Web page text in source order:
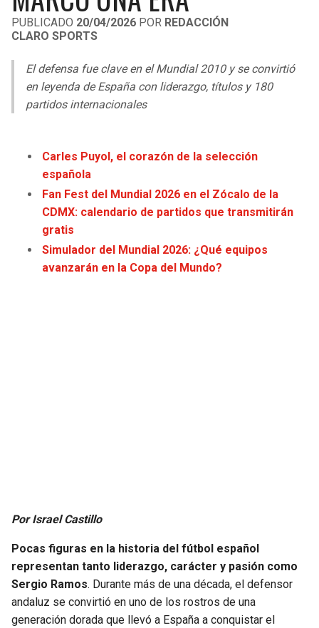
LIGA DE EXPANSIÓN MX
LEAGUES CUP
UEFA EUROPA LEAGUE
UEFA CONFERENCE LEAGUE
MLS
COPA LIBERTADORES
LIGA BETPLAY
RAIDERS
CHARGERS
RAVENS
BROWNS
COMMANDERS
CARDINALS
RAMS
CAVALIERS
PISTONS
PACERS
HAWKS
KINGS
MAVERICKS
ROCKETS
PUBLICADO 20/04/2026 POR REDACCIÓN
CLARO SPORTS
El defensa fue clave en el Mundial 2010 y se convirtió
en leyenda de España con liderazgo, títulos y 180
partidos internacionales
Carles Puyol, el corazón de la selección
española
Fan Fest del Mundial 2026 en el Zócalo de la
CDMX: calendario de partidos que transmitirán
gratis
Simulador del Mundial 2026: ¿Qué equipos
avanzarán en la Copa del Mundo?
Por Israel Castillo
Pocas figuras en la historia del fútbol español
representan tanto liderazgo, carácter y pasión como
Sergio Ramos. Durante más de una década, el defensor
andaluz se convirtió en uno de los rostros de una
generación dorada que llevó a España a conquistar el